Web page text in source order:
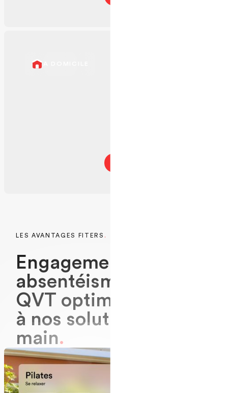
LES AVANTAGES FITERS .
Engageme
a bsentéism
QVT optim
à nos solut
main.